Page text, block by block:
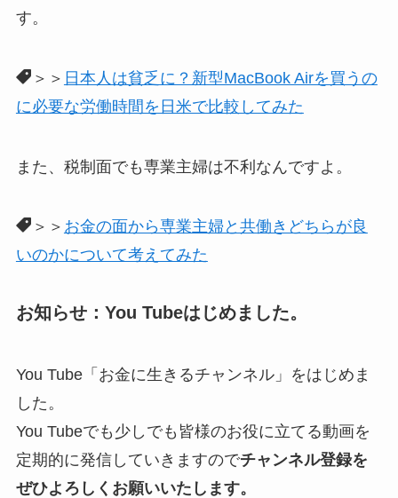
す。
＞＞ 日本人は貧乏に？新型MacBook Airを買うの
に必要な労働時間を日米で比較してみた
また、税制面でも専業主婦は不利なんですよ。
＞＞ お金の面から専業主婦と共働きどちらが良
いのかについて考えてみた
お知らせ：You Tubeはじめました。
You Tube「お金に生きるチャンネル」をはじめま
した。
You Tubeでも少しでも皆様のお役に立てる動画を
定期的に発信していきますのでチャンネル登録を
ぜひよろしくお願いいたします。